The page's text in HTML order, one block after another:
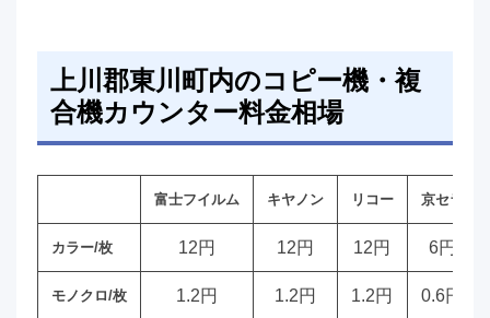
上川郡東川町内のコピー機・複
合機カウンター料金相場
富士フイルム キヤノン リコー 京セラ
カラー/枚 12円 12円 12円 6円
モノクロ/枚 1.2円 1.2円 1.2円 0.6円